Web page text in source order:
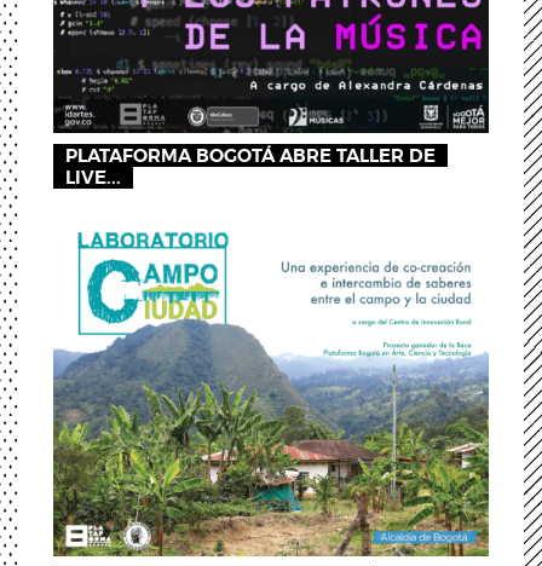
PLATAFORMA BOGOTÁ ABRE TALLER DE
LIVE...